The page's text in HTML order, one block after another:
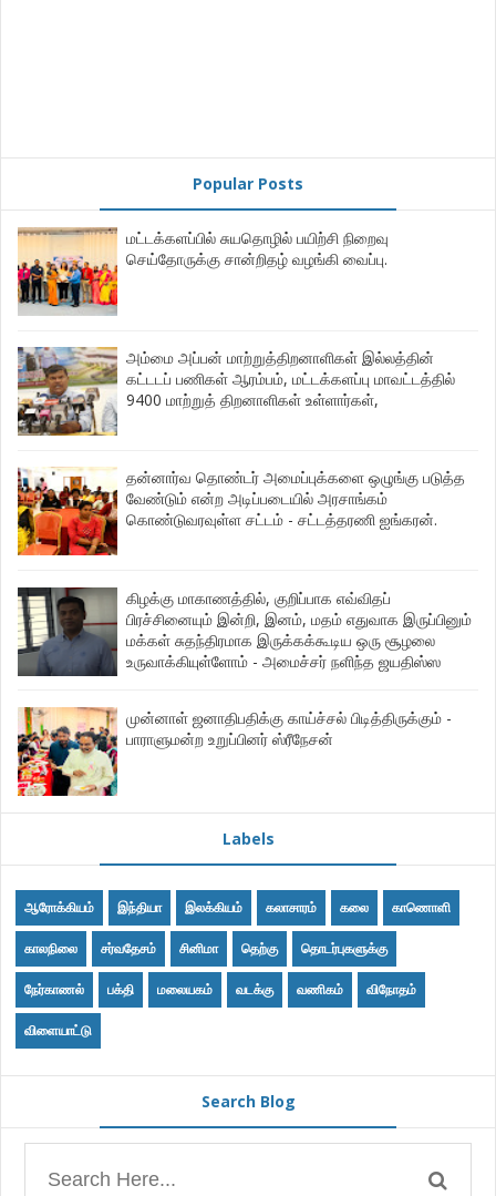
Popular Posts
மட்டக்களப்பில் சுயதொழில் பயிற்சி நிறைவு
செய்தோருக்கு சான்றிதழ் வழங்கி வைப்பு.
அம்மை அப்பன் மாற்றுத்திறனாளிகள் இல்லத்தின்
கட்டடப் பணிகள் ஆரம்பம், மட்டக்களப்பு மாவட்டத்தில்
9400 மாற்றுத் திறனாளிகள் உள்ளார்கள்,
தன்னார்வ தொண்டர் அமைப்புக்களை ஒழுங்கு படுத்த
வேண்டும் என்ற அடிப்படையில் அரசாங்கம்
கொண்டுவரவுள்ள சட்டம் - சட்டத்தரணி ஐங்கரன்.
கிழக்கு மாகாணத்தில், குறிப்பாக எவ்விதப்
பிரச்சினையும் இன்றி, இனம், மதம் எதுவாக இருப்பினும்
மக்கள் சுதந்திரமாக இருக்கக்கூடிய ஒரு சூழலை
உருவாக்கியுள்ளோம் - அமைச்சர் நளிந்த ஜயதிஸ்ஸ
முன்னாள் ஜனாதிபதிக்கு காய்ச்சல் பிடித்திருக்கும் -
பாராளுமன்ற உறுப்பினர் ஸ்ரீநேசன்
Labels
ஆரோக்கியம் இந்தியா இலக்கியம் கலாசாரம் கலை காணொளி
காலநிலை சர்வதேசம் சினிமா தெற்கு தொடர்புகளுக்கு
நேர்காணல் பக்தி மலையகம் வடக்கு வணிகம் விநோதம்
விளையாட்டு
Search Blog